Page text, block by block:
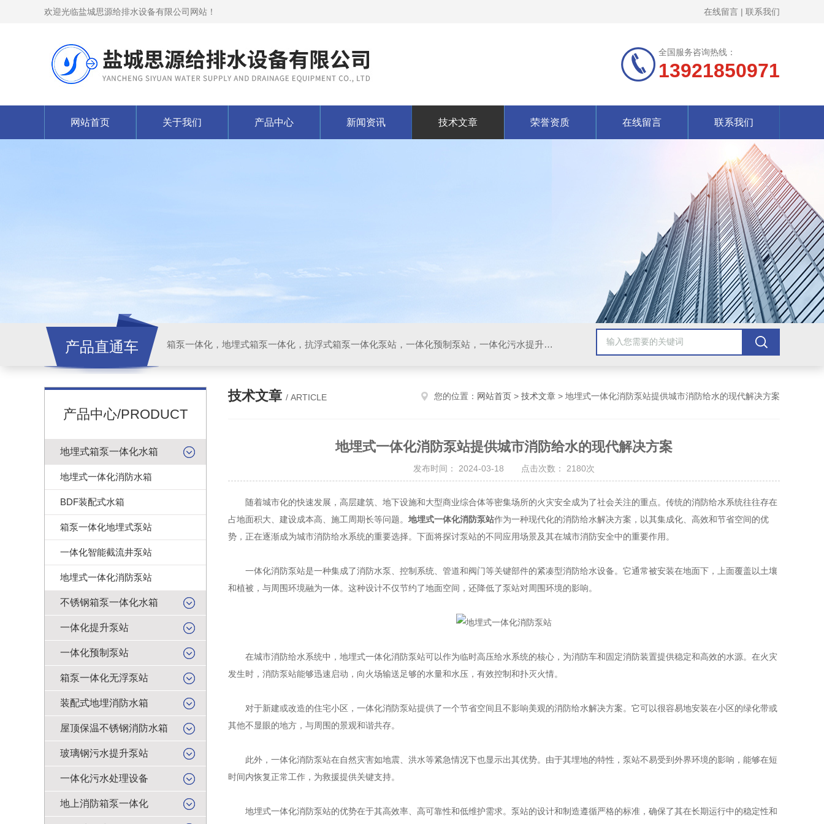
欢迎光临盐城思源给排水设备有限公司网站！ 在线留言 | 联系我们
全国服务咨询热线：
13921850971
网站首页 关于我们 产品中心 新闻资讯 技术文章 荣誉资质 在线留言 联系我们
产品直通车 箱泵一体化，地埋式箱泵一体化，抗浮式箱泵一体化泵站，一体化预制泵站，一体化污水提升泵站，玻璃钢一体化提升泵站，地埋式雨污水提升泵站
产品中心/PRODUCT
地埋式箱泵一体化水箱
地埋式一体化消防水箱
BDF装配式水箱
箱泵一体化地埋式泵站
一体化智能截流井泵站
地埋式一体化消防泵站
不锈钢箱泵一体化水箱
一体化提升泵站
一体化预制泵站
箱泵一体化无浮泵站
装配式地埋消防水箱
屋顶保温不锈钢消防水箱
玻璃钢污水提升泵站
一体化污水处理设备
地上消防箱泵一体化
技术文章 / ARTICLE 您的位置： 网站首页 > 技术文章 > 地埋式一体化消防泵站提供城市消防给水的现代解决方案
地埋式一体化消防泵站提供城市消防给水的现代解决方案
发布时间： 2024-03-18 点击次数： 2180次
随着城市化的快速发展，高层建筑、地下设施和大型商业综合体等密集场所的火灾安全成为了社会关注的重点。传统的消防给水系统往往存在
占地面积大、建设成本高、施工周期长等问题。 地埋式一体化消防泵站作为一种现代化的消防给水解决方案，以其集成化、高效和节省空间的优
势，正在逐渐成为城市消防给水系统的重要选择。下面将探讨泵站的不同应用场景及其在城市消防安全中的重要作用。
一体化消防泵站是一种集成了消防水泵、控制系统、管道和阀门等关键部件的紧凑型消防给水设备。它通常被安装在地面下，上面覆盖以土壤
和植被，与周围环境融为一体。这种设计不仅节约了地面空间，还降低了泵站对周围环境的影响。
在城市消防给水系统中，地埋式一体化消防泵站可以作为临时高压给水系统的核心，为消防车和固定消防装置提供稳定和高效的水源。在火灾
发生时，消防泵站能够迅速启动，向火场输送足够的水量和水压，有效控制和扑灭火情。
对于新建或改造的住宅小区，一体化消防泵站提供了一个节省空间且不影响美观的消防给水解决方案。它可以很容易地安装在小区的绿化带或
其他不显眼的地方，与周围的景观和谐共存。
此外，一体化消防泵站在自然灾害如地震、洪水等紧急情况下也显示出其优势。由于其埋地的特性，泵站不易受到外界环境的影响，能够在短
时间内恢复正常工作，为救援提供关键支持。
地埋式一体化消防泵站的优势在于其高效率、高可靠性和低维护需求。泵站的设计和制造遵循严格的标准，确保了其在长期运行中的稳定性和